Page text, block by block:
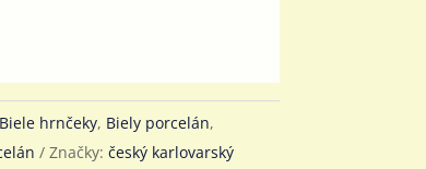
Biele hrnčeky, Biely porcelán,
Značky:český karlovarský